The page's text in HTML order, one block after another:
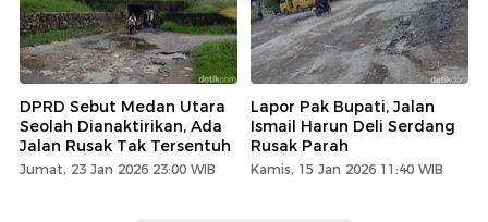
DPRD Sebut Medan Utara
Seolah Dianaktirikan, Ada
Jalan Rusak Tak Tersentuh
Jumat, 23 Jan 2026 23:00 WIB
Lapor Pak Bupati, Jalan
Ismail Harun Deli Serdang
Rusak Parah
Kamis, 15 Jan 2026 11:40 WIB